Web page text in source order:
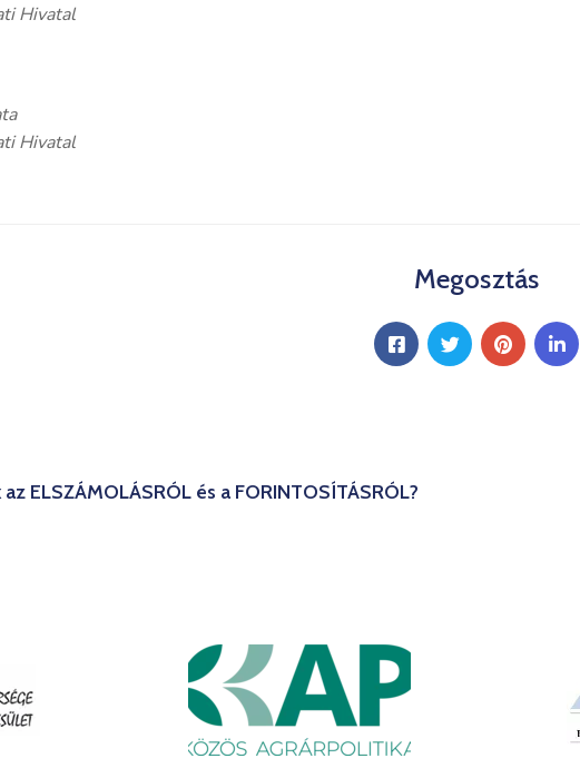
Hivatal
Hivatal
Megosztás
ELSZÁMOLÁSRÓL és a FORINTOSÍTÁSRÓL?